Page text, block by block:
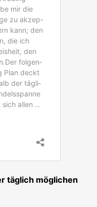
täg­lich mög­li­chen